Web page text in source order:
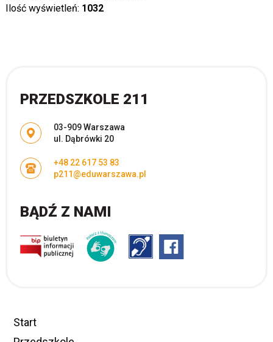
Ilość wyświetleń: 1032
PRZEDSZKOLE 211
Adres pocztowy:
03-909 Warszawa
ul. Dąbrówki 20
+48 22 617 53 83
p211@eduwarszawa.pl
BĄDŹ Z NAMI
Start